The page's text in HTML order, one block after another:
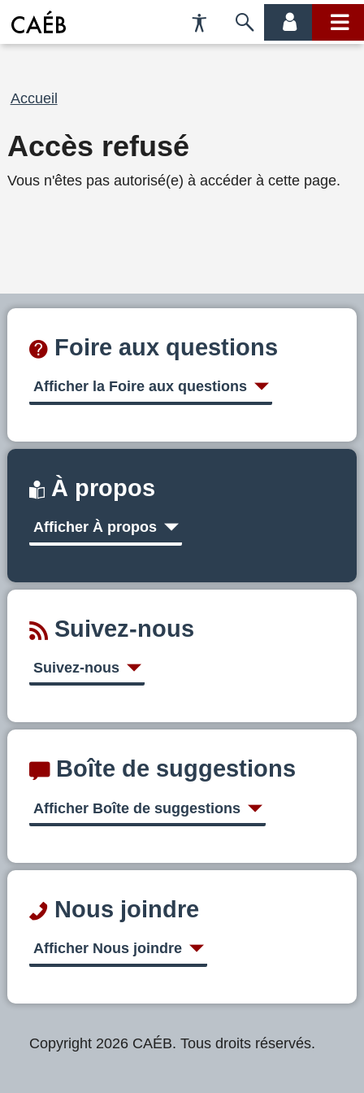
Préférences
d'accessibilité
Passer
menu
menu
Fil
Accueil
Accès refusé
Vous n'êtes pas autorisé(e) à accéder à cette page.
Foire aux questions
Afficher la Foire aux questions
À propos
Afficher À propos
Suivez-nous
Suivez-nous
Boîte de suggestions
Afficher Boîte de suggestions
Nous joindre
Afficher Nous joindre
Copyright 2026 CAÉB. Tous droits réservés.